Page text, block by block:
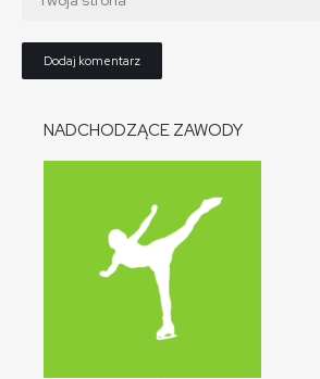
NADCHODZĄCE ZAWODY